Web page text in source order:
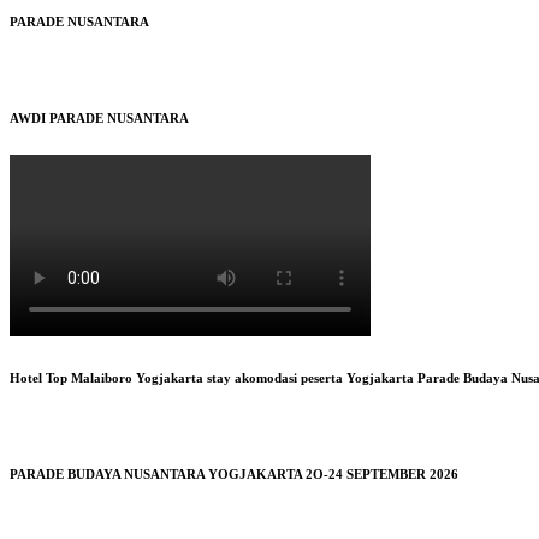
PARADE NUSANTARA
AWDI PARADE NUSANTARA
Hotel Top Malaiboro Yogjakarta stay akomodasi peserta Yogjakarta Parade Budaya
PARADE BUDAYA NUSANTARA YOGJAKARTA 2O-24 SEPTEMBER 2026